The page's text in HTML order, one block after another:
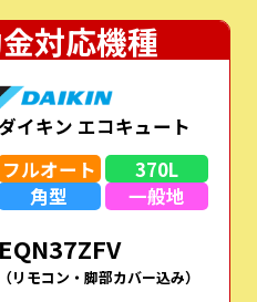
対応機種
イキン エコキュート
フルオート
370L
角型
一般地
EQN37ZFV
（リモコン・脚部カバー込み）